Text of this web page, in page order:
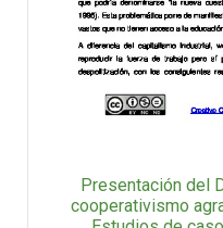
Presentación del
cooperativismo